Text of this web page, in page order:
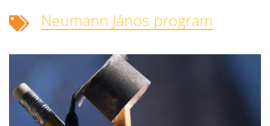
Neumann János program